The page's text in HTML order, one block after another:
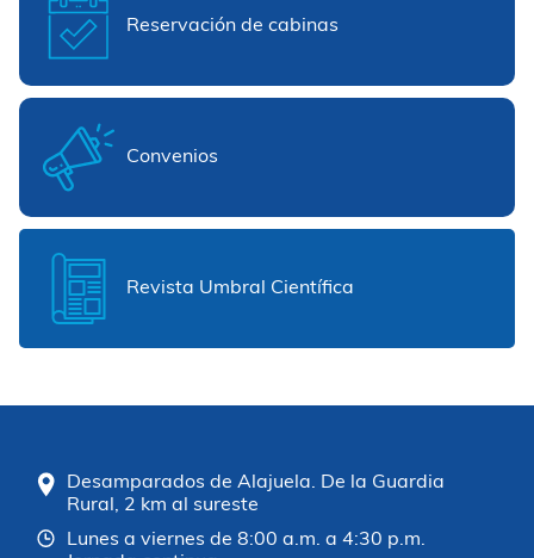
Reservación de cabinas
Convenios
Revista Umbral Científica
Desamparados de Alajuela. De la Guardia
Rural, 2 km al sureste
Lunes a viernes de 8:00 a.m. a 4:30 p.m.